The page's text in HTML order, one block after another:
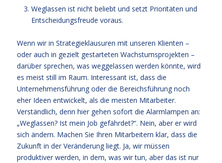
Weglassen ist nicht beliebt und setzt Prioritäten und
Entscheidungsfreude voraus.
Wenn wir in Strategieklausuren mit unseren Klienten –
oder auch in gezielt gestarteten Wachstumsprojekten –
darüber sprechen, was weggelassen werden könnte, wird
es meist still im Raum. Interessant ist, dass die
Unternehmensführung oder die Bereichsführung noch
eher Ideen entwickelt, als die meisten Mitarbeiter.
Verständlich, denn hier gehen sofort die Alarmlampen an:
„Weglassen? Ist mein Job gefährdet?“. Nein, aber er wird
sich ändern. Machen Sie Ihren Mitarbeitern klar, dass die
Zukunft in der Veränderung liegt. Ja, wir müssen
produktiver werden, in dem, was wir tun, aber das ist nur